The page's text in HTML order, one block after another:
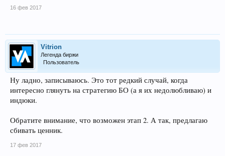
16 фев 2017
Vitrion
Легенда биржи
Пользователь
Ну ладно, записываюсь. Это тот редкий случай, когда
интересно глянуть на стратегию БО (а я их недолюбливаю) и
индюки.
Обратите внимание, что возможен этап 2. А так, предлагаю
сбивать ценник.
17 фев 2017